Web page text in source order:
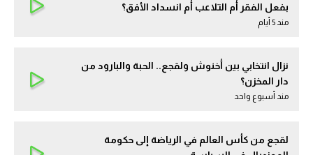
بفعل الفقر أم التلاعب أم انسداد الأفق؟
مند 5 أيام
نزال انتخابي بين أخنوش ولقجع.. الحبة والبارود من
دار المخزن؟
مند أسبوع واحد
لقجع من كأس العالم في الرياضة إلى حكومة